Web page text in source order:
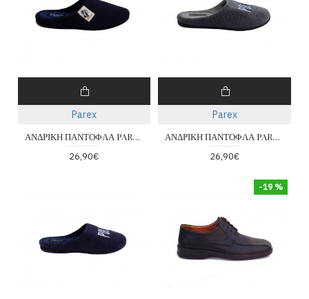
Parex
ΑΝΔΡΙΚΗ ΠΑΝΤΟΦΛΑ PAREX 101-32-088-BLUE
26,90€
Parex
ΑΝΔΡΙΚΗ ΠΑΝΤΟΦΛΑ PAREX 101-32-058-GREY
26,90€
-19 %